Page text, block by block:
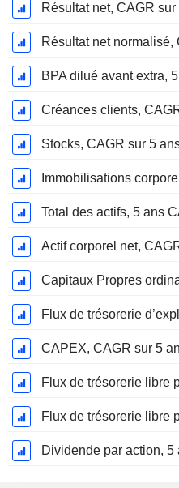
Résultat net, CAGR sur
Résultat net normalisé,
BPA dilué avant extra,
Créances clients,
Stocks, CAGR sur 5
Total des actifs, 5 ans
Actif corporel net,
Capitaux Propres
CAPEX, CAGR sur 5
Dividende par action, 5